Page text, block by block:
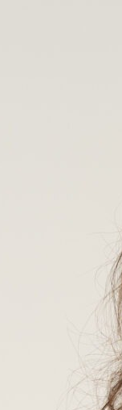
Ci
dla